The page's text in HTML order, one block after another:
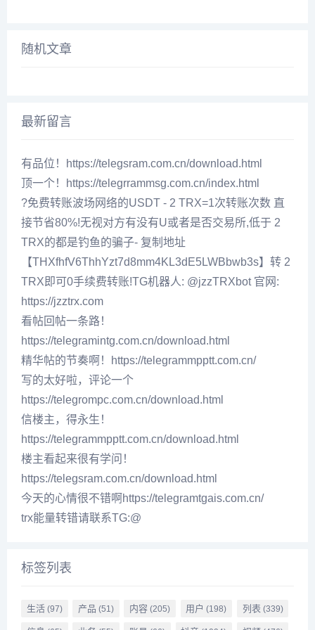
随机文章
最新留言
有品位！https://telegsram.com.cn/download.html
顶一个！https://telegrrammsg.com.cn/index.html
?免费转账波场网络的USDT - 2 TRX=1次转账次数 直
接节省80%!无视对方有没有U或者是否交易所,低于 2
TRX的都是钓鱼的骗子- 复制地址
【THXfhfV6ThhYzt7d8mm4KL3dE5LWBbwb3s】转 2
TRX即可0手续费转账!TG机器人: @jzzTRXbot 官网:
https://jzztrx.com
看帖回帖一条路！
https://telegramintg.com.cn/download.html
精华帖的节奏啊！https://telegrammpptt.com.cn/
写的太好啦，评论一个
https://telegrompc.com.cn/download.html
信楼主，得永生！
https://telegrammpptt.com.cn/download.html
楼主看起来很有学问！
https://telegsram.com.cn/download.html
今天的心情很不错啊https://telegramtgais.com.cn/
trx能量转错请联系TG:@
标签列表
生活(97) 产品 (51) 内容 (205) 用户 (198) 列表 (339)